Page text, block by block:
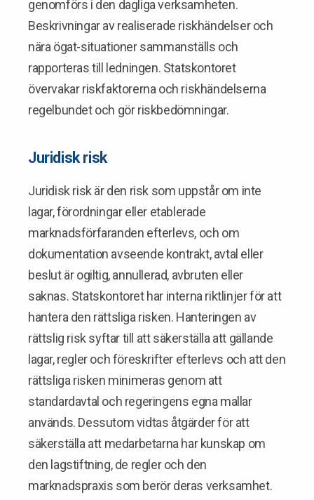
genomförs i den dagliga verksamheten.
Beskrivningar av realiserade riskhändelser och
nära ögat-situationer sammanställs och
rapporteras till ledningen. Statskontoret
övervakar riskfaktorerna och riskhändelserna
regelbundet och gör riskbedömningar.
Juridisk risk
Juridisk risk är den risk som uppstår om inte
lagar, förordningar eller etablerade
marknadsförfaranden efterlevs, och om
dokumentation avseende kontrakt, avtal eller
beslut är ogiltig, annullerad, avbruten eller
saknas. Statskontoret har interna riktlinjer för att
hantera den rättsliga risken. Hanteringen av
rättslig risk syftar till att säkerställa att gällande
lagar, regler och föreskrifter efterlevs och att den
rättsliga risken minimeras genom att
standardavtal och regeringens egna mallar
används. Dessutom vidtas åtgärder för att
säkerställa att medarbetarna har kunskap om
den lagstiftning, de regler och den
marknadspraxis som berör deras verksamhet.